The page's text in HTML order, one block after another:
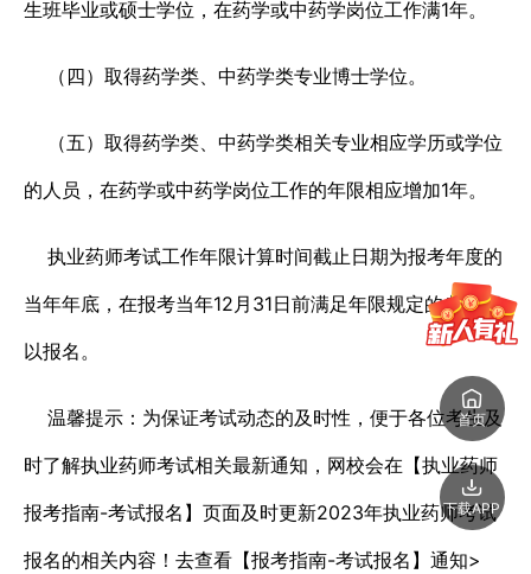
首页
下载APP
生班毕业或硕士学位，在药学或中药学岗位工作满1年。
（四）取得药学类、中药学类专业博士学位。
（五）取得药学类、中药学类相关专业相应学历或学位
的人员，在药学或中药学岗位工作的年限相应增加1年。
执业药师考试工作年限计算时间截止日期为报考年度的
当年年底，在报考当年12月31日前满足年限规定的考生可
以报名。
温馨提示：为保证考试动态的及时性，便于各位考生及
时了解执业药师考试相关最新通知，网校会在【执业药师
报考指南-考试报名】页面及时更新2023年执业药师考试
报名的相关内容！去查看【报考指南-考试报名】通知>